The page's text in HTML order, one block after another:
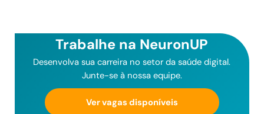
Trabalhe na NeuronUP
Desenvolva sua carreira no setor da saúde digital.
Junte-se à nossa equipe.
Ver vagas disponíveis